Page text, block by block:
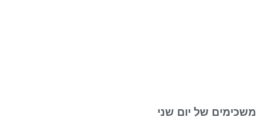
משכימים של יום שני